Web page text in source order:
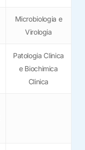
Microbiologia e
Virologia
Patologia Clinica
e Biochimica
Clinica